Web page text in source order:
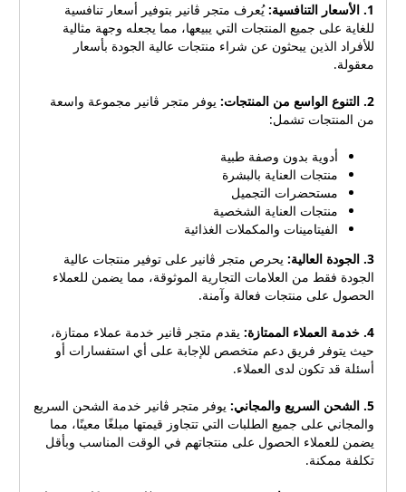
يُعرف متجر ڤانير بتوفير أسعار تنافسية
للغاية على جميع المنتجات التي يبيعها، مما يجعله وجهة مثالية
للأفراد الذين يبحثون عن شراء منتجات عالية الجودة بأسعار
معقولة.
يوفر متجر ڤانير مجموعة واسعة
من المنتجات تشمل:
أدوية بدون وصفة طبية
منتجات العناية بالبشرة
مستحضرات التجميل
منتجات العناية الشخصية
الفيتامينات والمكملات الغذائية
يحرص متجر ڤانير على توفير منتجات عالية
الجودة فقط من العلامات التجارية الموثوقة، مما يضمن للعملاء
الحصول على منتجات فعالة وآمنة.
يقدم متجر ڤانير خدمة عملاء ممتازة،
حيث يتوفر فريق دعم متخصص للإجابة على أي استفسارات أو
أسئلة قد تكون لدى العملاء.
يوفر متجر ڤانير خدمة الشحن السريع
والمجاني على جميع الطلبات التي تتجاوز قيمتها مبلغًا معينًا، مما
يضمن للعملاء الحصول على منتجاتهم في الوقت المناسب وبأقل
تكلفة ممكنة.